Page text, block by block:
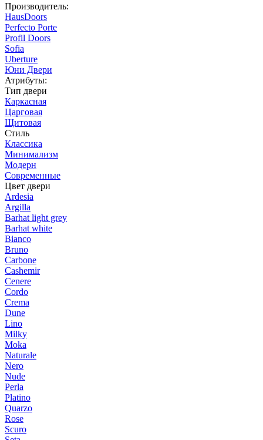
Производитель:
HausDoors
Perfecto Porte
Profil Doors
Sofia
Uberture
Юни Двери
Атрибуты:
Тип двери
Каркасная
Царговая
Щитовая
Стиль
Классика
Минимализм
Модерн
Современные
Цвет двери
Ardesia
Argilla
Barhat light grey
Barhat white
Bianco
Bruno
Carbone
Cashemir
Cenere
Cordo
Crema
Dune
Lino
Milky
Moka
Naturale
Nero
Nude
Perla
Platino
Quarzo
Rose
Scuro